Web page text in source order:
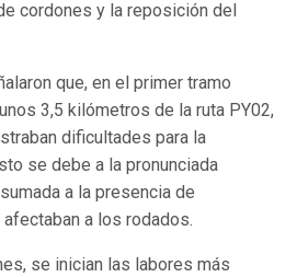
cordones y la reposición del
que, en el primer tramo
3,5 kilómetros de la ruta PY02,
dificultades para la
se debe a la pronunciada
a la presencia de
a los rodados.
se inician las labores más